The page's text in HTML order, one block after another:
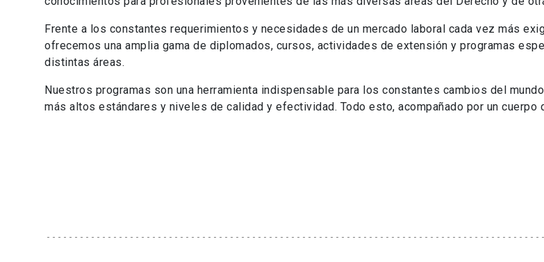
Frente a los constantes requerimientos y necesidades de un mercado laboral cada vez más
ofrecemos una amplia gama de diplomados, cursos, actividades de extensión y programas
distintas áreas.
Nuestros programas son una herramienta indispensable para los constantes cambios del
más altos estándares y niveles de calidad y efectividad. Todo esto, acompañado por un cuerpo